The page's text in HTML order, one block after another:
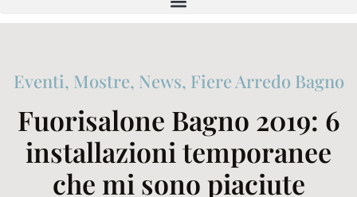
Eventi, Mostre, News, Fiere Arredo Bagno
Fuorisalone Bagno 2019: 6
installazioni temporanee
che mi sono piaciute